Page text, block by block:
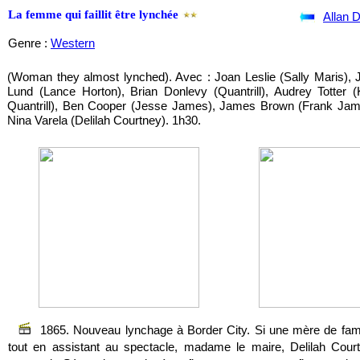
Allan
1865. Nouveau lynchage à Border City. Si une mère de
tout en assistant au spectacle, madame le maire, Delilah
(Woman they almost lynched). Avec : Joan Leslie (Sally Maris),
Lund (Lance Horton), Brian Donlevy (Quantrill), Audrey Totter
Quantrill), Ben Cooper (Jesse James), James Brown (Frank
Nina Varela (Delilah Courtney). 1h30.
La femme qui faillit être lynchée
Genre : Western